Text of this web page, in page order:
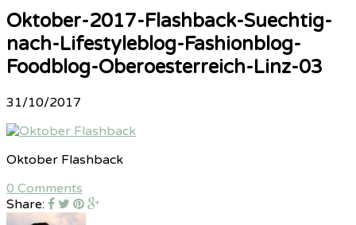
Oktober-2017-Flashback-Suechtig-
nach-Lifestyleblog-Fashionblog-
Foodblog-Oberoesterreich-Linz-03
31/10/2017
Oktober Flashback
0 Comments
Share: